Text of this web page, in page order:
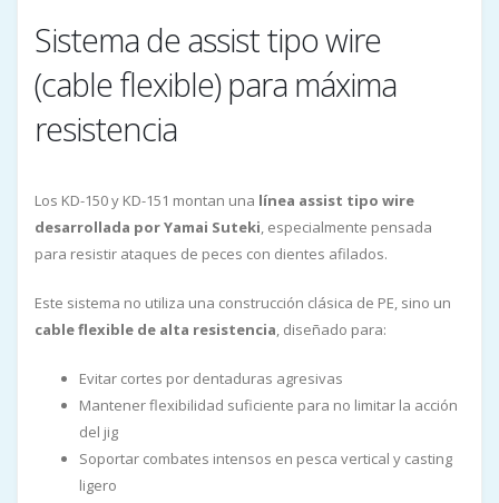
Sistema de assist tipo wire
(cable flexible) para máxima
resistencia
Los KD-150 y KD-151 montan una línea assist tipo wire
desarrollada por Yamai Suteki, especialmente pensada
para resistir ataques de peces con dientes afilados.
Este sistema no utiliza una construcción clásica de PE, sino un
cable flexible de alta resistencia, diseñado para:
Evitar cortes por dentaduras agresivas
Mantener flexibilidad suficiente para no limitar la acción
del jig
Soportar combates intensos en pesca vertical y casting
ligero